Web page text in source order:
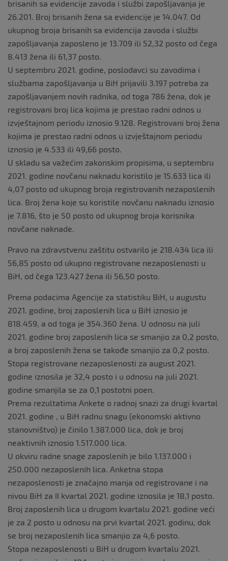
brisanih sa evidencije zavoda i službi zapošljavanja je
26.201. Broj brisanih žena sa evidencije je 14.047. Od
ukupnog broja brisanih sa evidencija zavoda i službi
zapošljavanja zaposleno je 13.709 ili 52,32 posto od čega
8.413 žena ili 61,37 posto.
U septembru 2021. godine, poslodavci su zavodima i
službama zapošljavanja u BiH prijavili 3.197 potreba za
zapošljavanjem novih radnika, od toga 786 žena, dok je
registrovani broj lica kojima je prestao radni odnos u
izvještajnom periodu iznosio 9.128. Registrovani broj žena
kojima je prestao radni odnos u izvještajnom periodu
iznosio je 4.533 ili 49,66 posto.
U skladu sa važećim zakonskim propisima, u septembru
2021. godine novčanu naknadu koristilo je 15.633 lica ili
4,07 posto od ukupnog broja registrovanih nezaposlenih
lica. Broj žena koje su koristile novčanu naknadu iznosio
je 7.816, što je 50 posto od ukupnog broja korisnika
novčane naknade.
Pravo na zdravstvenu zaštitu ostvarilo je 218.434 lica ili
56,85 posto od ukupno registrovane nezaposlenosti u
BiH, od čega 123.427 žena ili 56,50 posto.
Prema podacima Agencije za statistiku BiH, u augustu
2021. godine, broj zaposlenih lica u BiH iznosio je
818.459, a od toga je 354.360 žena. U odnosu na juli
2021. godine broj zaposlenih lica se smanjio za 0,2 posto,
a broj zaposlenih žena se takođe smanjio za 0,2 posto.
Stopa registrovane nezaposlenosti za august 2021.
godine iznosila je 32,4 posto i u odnosu na juli 2021.
godine smanjila se za 0,1 postotni poen.
Prema rezultatima Ankete o radnoj snazi za drugi kvartal
2021. godine , u BiH radnu snagu (ekonomski aktivno
stanovništvo) je činilo 1.387.000 lica, dok je broj
neaktivnih iznosio 1.517.000 lica.
U okviru radne snage zaposlenih je bilo 1.137.000 i
250.000 nezaposlenih lica. Anketna stopa
nezaposlenosti je značajno manja od registrovane i na
nivou BiH za II kvartal 2021. godine iznosila je 18,1 posto.
Broj zaposlenih lica u drugom kvartalu 2021. godine veći
je za 2 posto u odnosu na prvi kvartal 2021. godinu, dok
se broj nezaposlenih lica smanjio za 4,6 posto.
Stopa nezaposlenosti u BiH u drugom kvartalu 2021.